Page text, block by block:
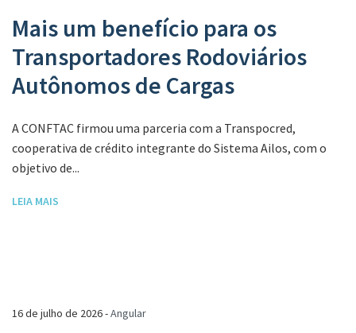
Mais um benefício para os
Transportadores Rodoviários
Autônomos de Cargas
A CONFTAC firmou uma parceria com a Transpocred,
cooperativa de crédito integrante do Sistema Ailos, com o
objetivo de...
LEIA MAIS
16 de julho de 2026 -Angular